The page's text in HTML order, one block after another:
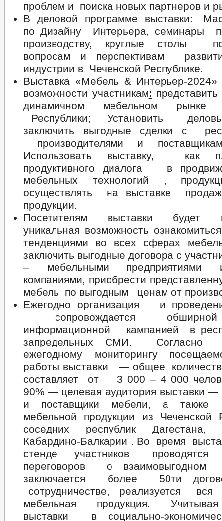
проблем и поиска новых партнеров и
В деловой программе выставки:
по Дизайну Интерьера, семинары
производству, круглые столы
вопросам и перспективам
индустрии в Чеченской Республике.
Выставка «Мебель & Интерьер-2024»
возможности участникам:
динамичном мебельном
Республики; Установить
заключить выгодные сделки с
производителями и
Использовать выставку, как
продуктивного диалога в
мебельных технологий ,
осуществлять на выставке
продукции.
Посетителям выставки будет
уникальная возможность
тенденциями во всех сферах
заключить выгодные договора с
– мебельными предприятиями
компаниями, приобрести
мебель по выгодным ценам от
Ежегодно организация и
сопровождается обширной
информационной кампанией в
запредельных СМИ. Согласно
ежегодному мониторингу
работы выставки — общее
составляет от 3 000 – 4 000
90% — целевая аудитория выставки —
и поставщики мебели, а также
мебельной продукции из
соседних республик
Кабардино-Балкарии . Во время
стенде участников
переговоров о взаимовыгодном
заключается более 50ти
сотрудничестве, реализуется вся
мебельная продукция.
выставки в социально-